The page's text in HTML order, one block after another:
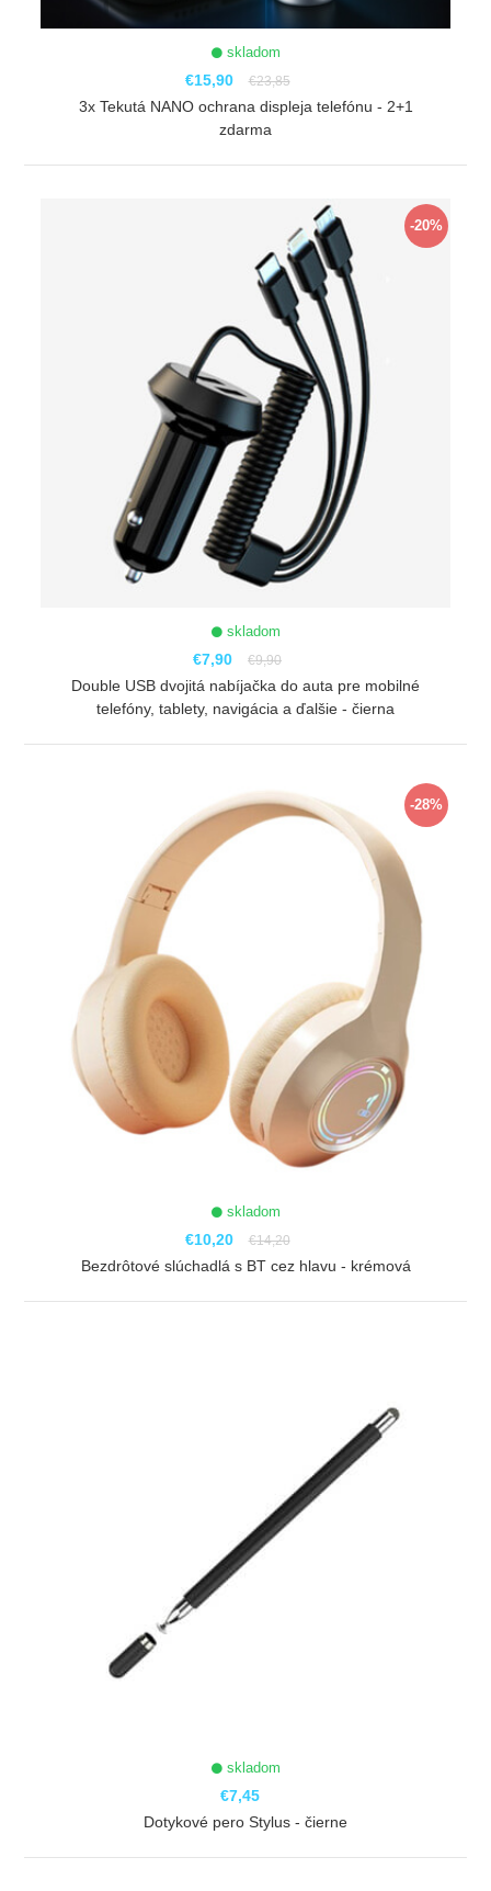
skladom
€15,90 €23,85
3x Tekutá NANO ochrana displeja telefónu - 2+1
zdarma
-20%
skladom
€7,90 €9,90
Double USB dvojitá nabíjačka do auta pre mobilné
telefóny, tablety, navigácia a ďalšie - čierna
-28%
skladom
€10,20 €14,20
Bezdrôtové slúchadlá s BT cez hlavu - krémová
skladom
€7,45
Dotykové pero Stylus - čierne